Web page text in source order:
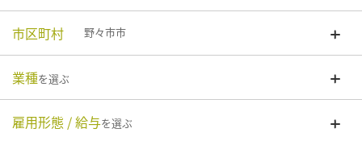
市区町村 野々市市
業種を選ぶ
雇用形態 / 給与を選ぶ